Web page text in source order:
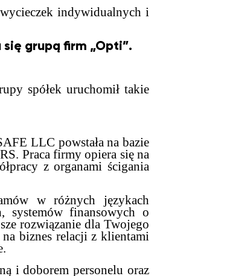
indywidualnych i
grupą firm „Opti”.
spółek uruchomił takie
LLC powstała na bazie
Praca firmy opiera się na
z organami ścigania
w różnych językach
systemów finansowych o
rozwiązanie dla Twojego
biznes relacji z klientami
i doborem personelu oraz